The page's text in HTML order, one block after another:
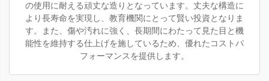
の使用に耐える頑丈な造りとなっています。丈夫な構造に
より長寿命を実現し、教育機関にとって賢い投資となりま
す。また、傷や汚れに強く、長期間にわたって見た目と機
能性を維持する仕上げを施しているため、優れたコストパ
フォーマンスを提供します。